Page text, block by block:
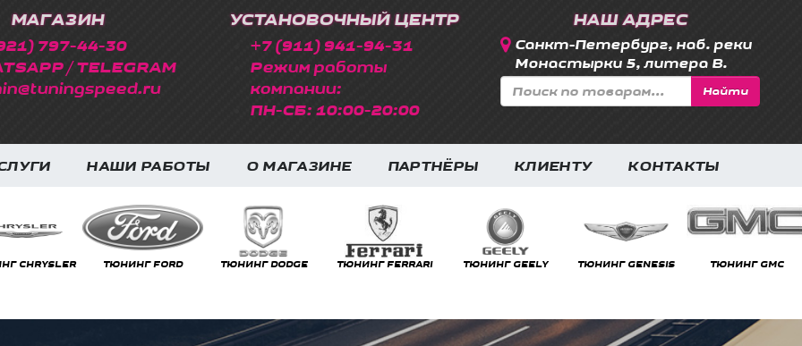
МАГАЗИН
797-44-30
/ TELEGRAM
УСТАНОВОЧНЫЙ ЦЕНТР
+7 (911) 941-94-31
Режим работы
компании:
ПН-СБ: 10:00-20:00
НАШ АДРЕС
Санкт-Петербург, наб. реки
Монастырки 5, литера В.
Найти
НАШИ РАБОТЫ О МАГАЗИНЕ ПАРТНЁРЫ КЛИЕНТУ КОНТАКТЫ
FORD ТЮНИНГ DODGE ТЮНИНГ FERRARI ТЮНИНГ GEELY ТЮНИНГ GENESIS ТЮНИНГ GMC ТЮНИНГ HONDA